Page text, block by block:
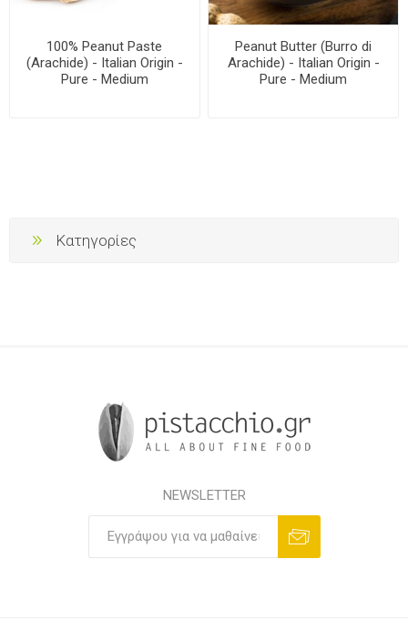
100% Peanut Paste
(Arachide) - Italian Origin -
Pure - Medium
Peanut Butter (Burro di
Arachide) - Italian Origin -
Pure - Medium
Κατηγορίες
NEWSLETTER